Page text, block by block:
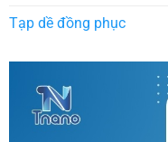
Tạp dề đồng phục